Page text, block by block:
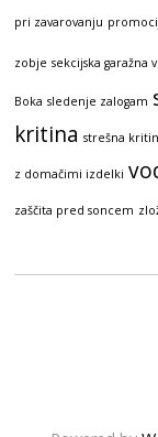
pri zavarovanju
zobje sekcijska garažna
Boka sledenje zalogam
kritina strešna
z domačimi izdelki
zaščita pred soncem